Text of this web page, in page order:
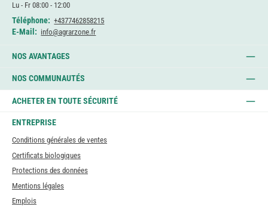
Lu - Fr 08:00 - 12:00
Téléphone: +4377462858215
E-Mail: info@agrarzone.fr
NOS AVANTAGES
NOS COMMUNAUTÉS
ACHETER EN TOUTE SÉCURITÉ
ENTREPRISE
Conditions générales de ventes
Certificats biologiques
Protections des données
Mentions légales
Emplois